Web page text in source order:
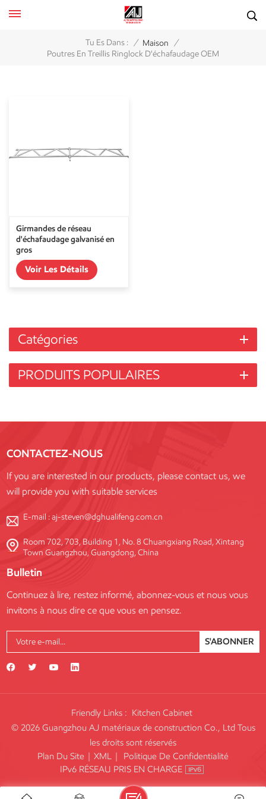
Tu Es Dans : / Maison /
Poutres En Treillis Ringlock D'échafaudage OEM
Girmandes de réseau
d'échafaudage galvanisé en
gros
Voir Les Détails
Catégories
PRODUITS POPULAIRES
CONTACTEZ-NOUS
If you are interested in our products, please contact us, we
will provide you with suitable services
E-mail :aj-steven@dghualifeng.com.cn
Room 702, 703, Building 1, No. 8 Chuangxiang Road, Xintang
Town Guangzhou, Guangdong, China
Bulletin
Continuez à lire, restez informé, abonnez-vous et nous vous
invitons à nous dire ce que vous en pensez.
S'ABONNER
Friendly Links : Kitchen Cabinet
© 2026 Guangzhou AJ matériaux de construction Co., Ltd Tous
les droits sont réservés
Plan Du Site | XML |
Politique De Confidentialité
IPv6 RÉSEAU PRIS EN CHARGE